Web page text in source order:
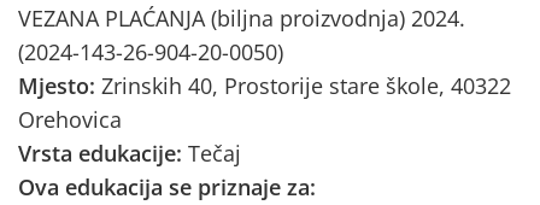
VEZANA PLAĆANJA (biljna proizvodnja) 2024.
(2024-143-26-904-20-0050)
Mjesto: Zrinskih 40, Prostorije stare škole, 40322
Orehovica
Vrsta edukacije: Tečaj
Ova edukacija se priznaje za: